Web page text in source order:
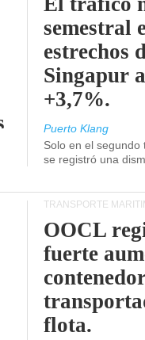
semestral
estrechos
Singapur
+3,7%.
Puerto Klang
Solo en el
se registró una
TRANSPORTE
OOCL
fuerte
flota.